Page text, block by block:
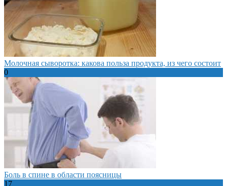
Молочная сыворотка: какова польза продукта, из чего состоит
0
Боль в спине в области поясницы
17